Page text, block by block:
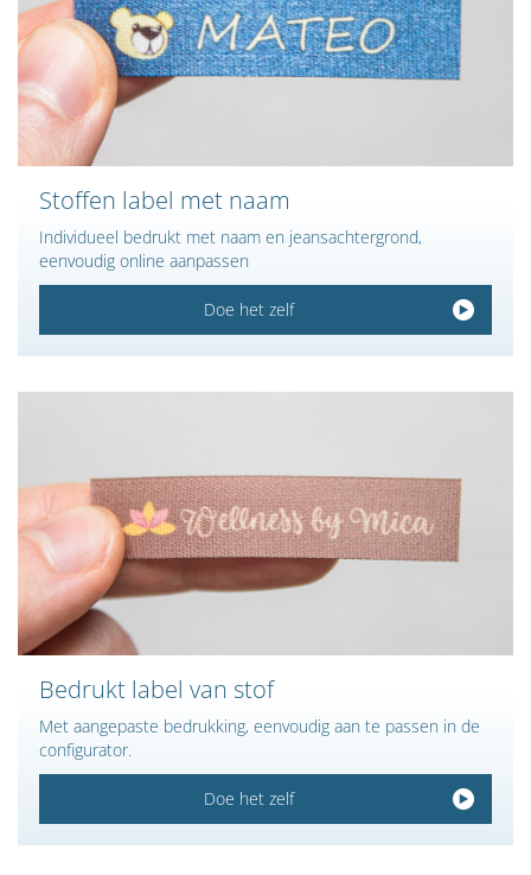
Stoffen label met naam
Individueel bedrukt met naam en jeansachtergrond,
eenvoudig online aanpassen
Doe het zelf
Bedrukt label van stof
Met aangepaste bedrukking, eenvoudig aan te passen in de
configurator.
Doe het zelf